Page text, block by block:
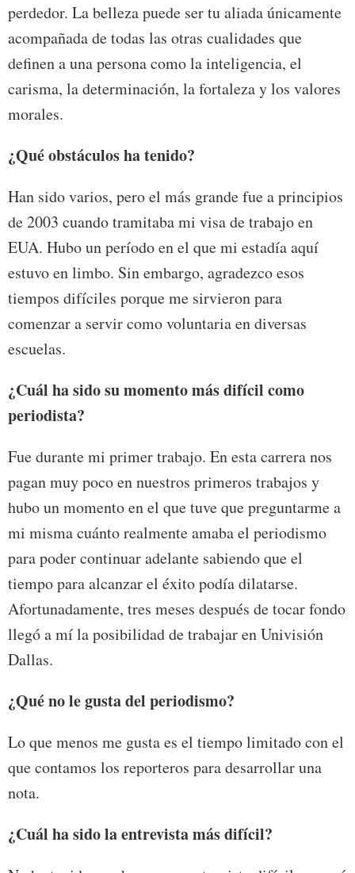
perdedor. La belleza puede ser tu aliada únicamente
acompañada de todas las otras cualidades que
definen a una persona como la inteligencia, el
carisma, la determinación, la fortaleza y los valores
morales.
¿Qué obstáculos ha tenido?
Han sido varios, pero el más grande fue a principios
de 2003 cuando tramitaba mi visa de trabajo en
EUA. Hubo un período en el que mi estadía aquí
estuvo en limbo. Sin embargo, agradezco esos
tiempos difíciles porque me sirvieron para
comenzar a servir como voluntaria en diversas
escuelas.
¿Cuál ha sido su momento más difícil como
periodista?
Fue durante mi primer trabajo. En esta carrera nos
pagan muy poco en nuestros primeros trabajos y
hubo un momento en el que tuve que preguntarme a
mi misma cuánto realmente amaba el periodismo
para poder continuar adelante sabiendo que el
tiempo para alcanzar el éxito podía dilatarse.
Afortunadamente, tres meses después de tocar fondo
llegó a mí la posibilidad de trabajar en Univisión
Dallas.
¿Qué no le gusta del periodismo?
Lo que menos me gusta es el tiempo limitado con el
que contamos los reporteros para desarrollar una
nota.
¿Cuál ha sido la entrevista más difícil?